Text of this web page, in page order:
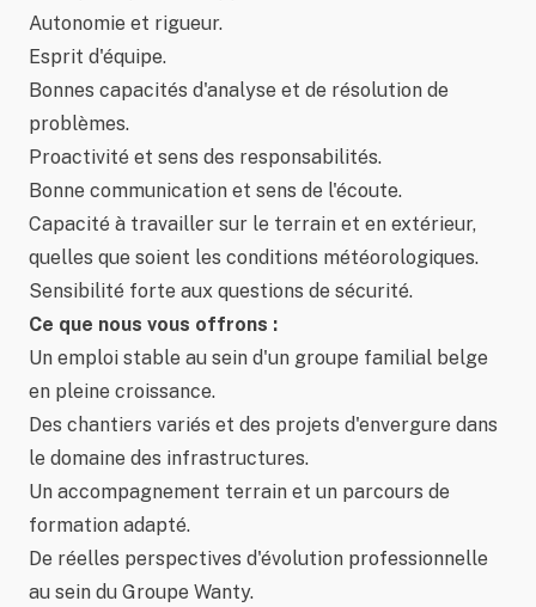
Autonomie et rigueur.
Esprit d'équipe.
Bonnes capacités d'analyse et de résolution de
problèmes.
Proactivité et sens des responsabilités.
Bonne communication et sens de l'écoute.
Capacité à travailler sur le terrain et en extérieur,
quelles que soient les conditions météorologiques.
Sensibilité forte aux questions de sécurité.
Ce que nous vous offrons :
Un emploi stable au sein d'un groupe familial belge
en pleine croissance.
Des chantiers variés et des projets d'envergure dans
le domaine des infrastructures.
Un accompagnement terrain et un parcours de
formation adapté.
De réelles perspectives d'évolution professionnelle
au sein du Groupe Wanty.